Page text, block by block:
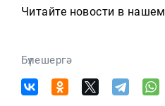
Читайте новости в нашем
Бүлешергә